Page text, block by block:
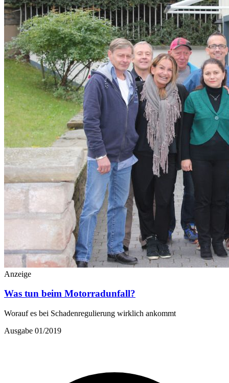
Anzeige
Was tun beim Motorradunfall?
Worauf es bei Schadenregulierung wirklich ankommt
Ausgabe 01/2019